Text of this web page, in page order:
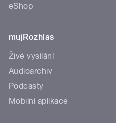
eShop
mujRozhlas
Živé vysílání
Audioarchiv
Podcasty
Mobilní aplikace